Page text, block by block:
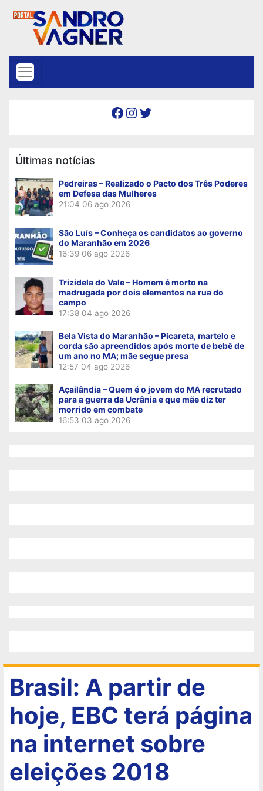
Facebook Instagram Twitter
Últimas notícias
Pedreiras – Realizado o Pacto dos Três Poderes
em Defesa das Mulheres
21:04 06 ago 2026
São Luís – Conheça os candidatos ao governo
do Maranhão em 2026
16:39 06 ago 2026
Trizidela do Vale – Homem é morto na
madrugada por dois elementos na rua do
campo
17:38 04 ago 2026
Bela Vista do Maranhão – Picareta, martelo e
corda são apreendidos após morte de bebê de
um ano no MA; mãe segue presa
12:57 04 ago 2026
Açailândia – Quem é o jovem do MA recrutado
para a guerra da Ucrânia e que mãe diz ter
morrido em combate
16:53 03 ago 2026
Brasil: A partir de
hoje, EBC terá página
na internet sobre
eleições 2018